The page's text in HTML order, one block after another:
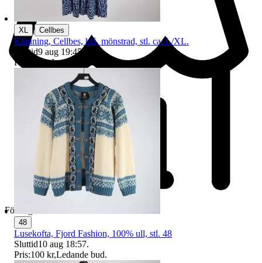
Företag
XL | Cellbes
Klänning, Cellbes, blå, mönstrad, stl. ca. L/XL.
Sluttid9 aug 19:45.
Pris:
25 kr,Ledande bud
48
Lusekofta, Fjord Fashion, 100% ull, stl. 48
Sluttid10 aug 18:57.
Pris:100 kr,Ledande bud.